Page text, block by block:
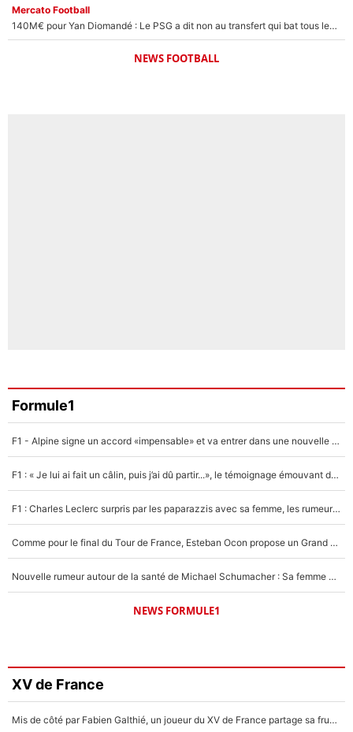
Mercato Football
140M€ pour Yan Diomandé : Le PSG a dit non au transfert qui bat tous les records sur le mercato
NEWS FOOTBALL
Formule1
F1 - Alpine signe un accord «impensable» et va entrer dans une nouvelle dimension : Grande nouvelle pour Pierre Gasly !
F1 : « Je lui ai fait un câlin, puis j’ai dû partir...», le témoignage émouvant de Max Verstappen sur sa fille
F1 : Charles Leclerc surpris par les paparazzis avec sa femme, les rumeurs étaient vraies !
Comme pour le final du Tour de France, Esteban Ocon propose un Grand Prix de Formule 1 à Paris : «Autour de l’Arc de Triomphe, ce serait génial» !
Nouvelle rumeur autour de la santé de Michael Schumacher : Sa femme Corinna sort du silence
NEWS FORMULE1
XV de France
Mis de côté par Fabien Galthié, un joueur du XV de France partage sa frustration : «ils ne me l’ont pas dit tout de suite»